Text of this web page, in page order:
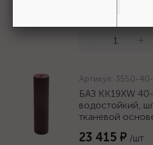
+
Артикул: 3550-40-
БАЗ KK19XW
водостойкий,
тканевой
23 415 ₽ /шт